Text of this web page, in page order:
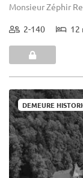
Monsieur Zéphir
2-140 12
DEMEURE